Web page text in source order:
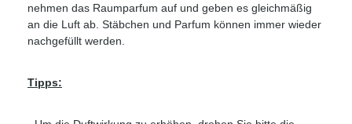
nehmen das Raumparfum auf und geben es gleichmäßig
an die Luft ab. Stäbchen und Parfum können immer wieder
nachgefüllt werden.
Tipps: